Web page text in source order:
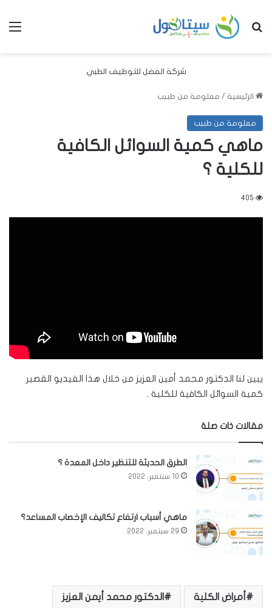
بحث عن
شركة الفضل للتوظيف الطبي
الرئيسية / معلومة من طبيب
معلومة من طبيب
ماهي كمية السوائل الكافية
للكلية ؟
405
يبين لنا الدكتور محمد أمين العزيز من خلال هذا الفيديو القصير
كمية السوائل الكافية للكلية .
مقالات ذات صلة
الطرق الحديثة للتنظير داخل المعدة ؟
10 سبتمبر، 2022
ماهي أسباب ارتفاع تكاليف الإخصاب المساعد؟
29 سبتمبر، 2022
أمراض الكلية الدكتور محمد أيمن العزيز